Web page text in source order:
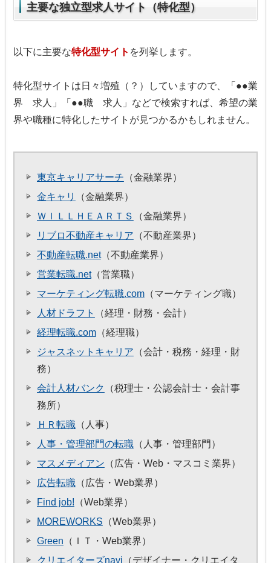
主要な独立型求人サイト（特化型）
以下に主要な特化型サイト を列挙します。
特化型サイトは日々増殖（？）していますので、「●●業
界 求人」「●●職 求人」などで検索すれば、希望の業
界や職種に特化したサイトが見つかるかもしれません。
東京キャリアサーチ （金融業界）
金キャリ
（金融業界）
ＷＩＬＬＨＥＡＲＴＳ
（金融業界）
リブロ不動産キャリア （不動産業界）
不動産転職.net（不動産業界）
営業転職.net（営業職）
マーケティング転職.com（マーケティング職）
人材ドラフト
（経理・財務・会計）
経理転職.com（経理職）
ジャスネットキャリア （会計・税務・経理・財
務）
会計人材バンク
（税理士・公認会計士・会計事
務所）
ＨＲ転職（人事）
人事・管理部門の転職（人事・管理部門）
マスメディアン （広告・Web・マスコミ業界）
広告転職（広告・Web業界）
Find job! （Web業界）
MOREWORKS （Web業界）
Green （ＩＴ・Web業界）
クリエイターズnavi （デザイナー・クリエイタ